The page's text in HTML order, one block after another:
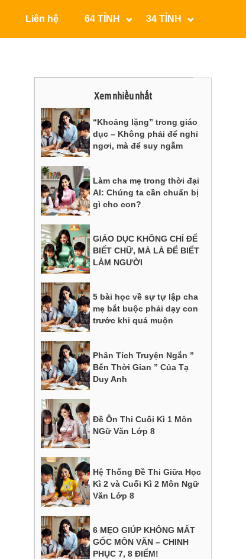
Liên hệ 64 TỈNH 34 TỈNH
Xem nhiều nhất
“Khoảng lặng” trong giáo
dục – Không phải để nghỉ
ngơi, mà để suy ngẫm
Làm cha mẹ trong thời đại
AI: Chúng ta cần chuẩn bị
gì cho con?
GIÁO DỤC KHÔNG CHỈ ĐỂ
BIẾT CHỮ, MÀ LÀ ĐỂ BIẾT
LÀM NGƯỜI
5 bài học về sự tự lập cha
mẹ bắt buộc phải dạy con
trước khi quá muộn
Phân Tích Truyện Ngắn ”
Bến Thời Gian ” Của Tạ
Duy Anh
Đề Ôn Thi Cuối Kì 1 Môn
NGữ Văn Lớp 8
Hệ Thống Đề Thi Giữa Học
Kì 2 và Cuối Kì 2 Môn Ngữ
Văn Lớp 8
6 MẸO GIÚP KHÔNG MẤT
GỐC MÔN VĂN – CHINH
PHỤC 7, 8 ĐIỂM!